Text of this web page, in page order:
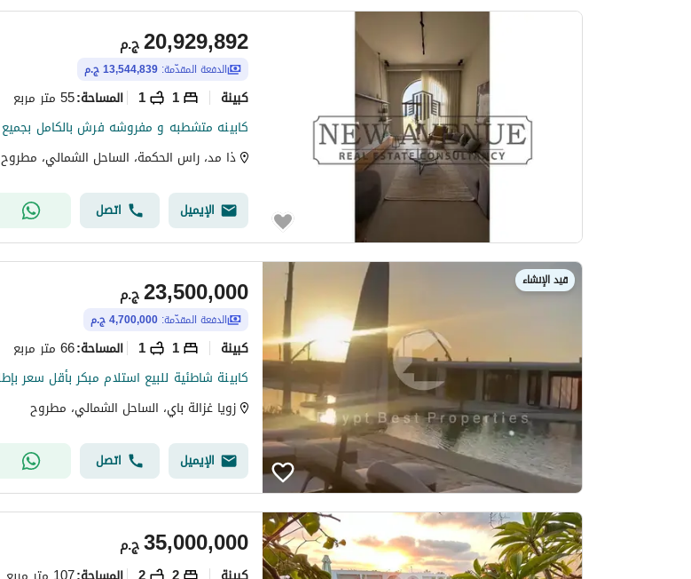
ج.م20,929,892
الدفعة المقدّمة: 13,544,839 ج.م
كبينة 1
1 المساحة:55 متر مربع
ذا مد، راس الحكمة، الساحل الشمالي، مطروح
الإيميل اتصل
قيد الإنشاء
ج.م23,500,000
الدفعة المقدّمة: 4,700,000 ج.م
كبينة 1
1 المساحة:66 متر مربع
زويا غزالة باي، الساحل الشمالي، مطروح
الإيميل اتصل
ج.م35,000,000